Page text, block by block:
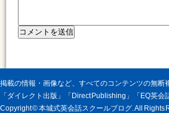
掲載の情報・画像など、すべてのコンテンツの無断
「ダイレクト出版」「Direct Publishing」「EQ英
Copyright © 本城式英会話スクールブログ. All Rights